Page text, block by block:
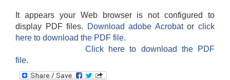
It appears your Web browser is not configured to
display PDF files.
Download adobe Acrobatorclick
here to download the PDF file.
Click here to download the PDF
file.